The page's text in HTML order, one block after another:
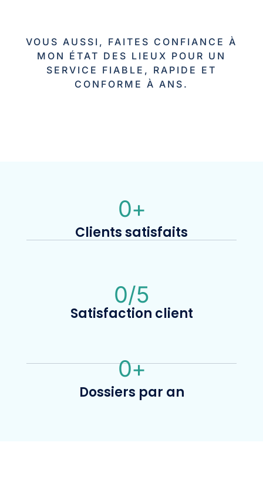
VOUS AUSSI, FAITES CONFIANCE À
MON ÉTAT DES LIEUX POUR UN
SERVICE FIABLE, RAPIDE ET
CONFORME À ANS.
Clients satisfaits
0+
Satisfaction client
0/5
Dossiers par an
0+